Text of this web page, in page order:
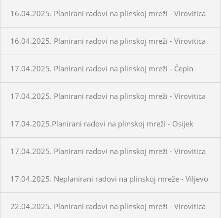
16.04.2025. Planirani radovi na plinskoj mreži - Virovitica
16.04.2025. Planirani radovi na plinskoj mreži - Virovitica
17.04.2025. Planirani radovi na plinskoj mreži - Čepin
17.04.2025. Planirani radovi na plinskoj mreži - Virovitica
17.04.2025.Planirani radovi na plinskoj mreži - Osijek
17.04.2025. Planirani radovi na plinskoj mreži - Virovitica
17.04.2025. Neplanirani radovi na plinskoj mreže - Viljevo
22.04.2025. Planirani radovi na plinskoj mreži - Virovitica